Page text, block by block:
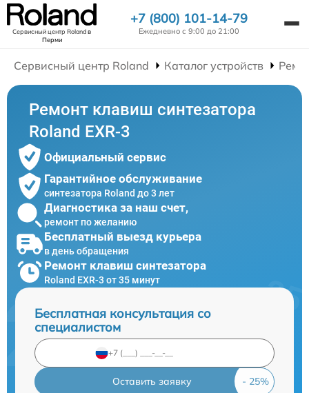
Сервисный центр Rolandв
Перми
+7 (800) 101-14-79
Ежедневно с 9:00 до 21:00
Сервисный центр Roland Каталог устройств
Ремонт клавиш синтезатора
Roland EXR-3
Официальный сервис
Гарантийное обслуживание
синтезатора Roland до 3 лет
Диагностика за наш счет,
ремонт по желанию
Бесплатный выезд курьера
в день обращения
Ремонт клавиш синтезатора
Roland EXR-3 от 35 минут
Бесплатная консультация со
специалистом
Оставить заявку